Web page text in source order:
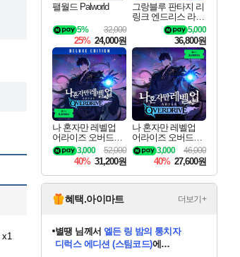
x1
팰월드 Palworld
32,000
5%
25% 24,000원
그랑블루 판타지 리
링크 엔드리스 라그
나로크 업그레이드
킷 Granblue Fantasy
Relink Endless Ragn
arok Upgrade Kit DL
C
5,000
36,800원
나 혼자만 레벨업
어라이즈 오버드라
이브 디럭스 에디션
Solo Leveling Arise
Overdrive Deluxe Edi
tion
52,000
3,000
40% 31,200원
나 혼자만 레벨업
어라이즈 오버드라
이브 Solo Leveling A
rise
46,000
3,000
40% 27,600원
혜택.아이마트 더보기+
별땡 님께서 엘든 링 밤의 통치자
디럭스 에디션 (스팀코드)에